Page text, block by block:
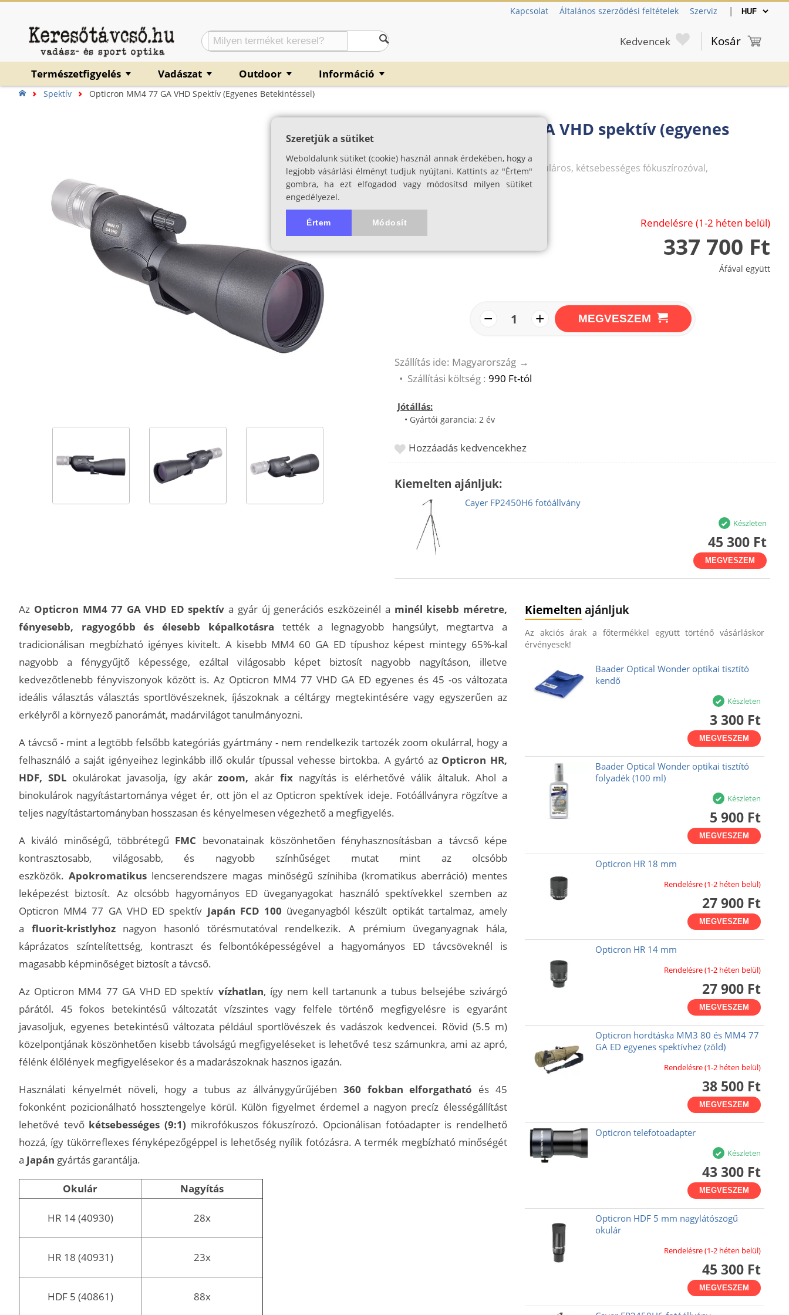
Kapcsolat Általános szerződési feltételek Szerviz |
Kedvencek Kosár
Természetfigyelés ▼ Vadászat ▼ Outdoor ▼ Információ ▼
Spektív Opticron MM4 77 GA VHD Spektív (egyenes Betekintéssel)
Opticron MM4 77 GA VHD spektív (egyenes
Vízhatlan, kompakt, cserélhető okuláros, kétsebességes fókuszírozóval,
apokromatikus optikával
Rendelésre (1-2 héten belül)
337 700 Ft
Áfával együtt
− 1 + MEGVESZEM
Szállítás ide: Magyarország →
• Szállítási költség : 990 Ft-tól
Jótállás:
• Gyártói garancia: 2 év
Hozzáadás kedvencekhez
Kiemelten ajánljuk:
Cayer FP2450H6 fotóállvány
Készleten
45 300 Ft
MEGVESZEM
Az Opticron MM4 77 GA VHD ED spektív a gyár új generációs eszközeinél a minél kisebb méretre,
fényesebb, ragyogóbb és élesebb képalkotásra tették a legnagyobb hangsúlyt, megtartva a
tradicionálisan megbízható igényes kivitelt. A kisebb MM4 60 GA ED típushoz képest mintegy 65%-kal
nagyobb a fénygyűjtő képessége, ezáltal világosabb képet biztosít nagyobb nagyításon, illetve
kedvezőtlenebb fényviszonyok között is. Az Opticron MM4 77 VHD GA ED egyenes és 45 -os változata
ideális választás választás sportlövészeknek, íjászoknak a céltárgy megtekintésére vagy egyszerűen az
erkélyről a környező panorámát, madárvilágot tanulmányozni.
A távcső - mint a legtöbb felsőbb kategóriás gyártmány - nem rendelkezik tartozék zoom okulárral, hogy a
felhasználó a saját igényeihez leginkább illő okulár típussal vehesse birtokba. A gyártó az Opticron HR,
HDF, SDL okulárokat javasolja, így akárzoom, akár fixnagyítás is elérhetővé válik általuk. Ahol a
binokulárok nagyítástartománya véget ér, ott jön el az Opticron spektívek ideje. Fotóállványra rögzítve a
teljes nagyítástartományban hosszasan és kényelmesen végezhető a megfigyelés.
A kiváló minőségű, többrétegű FMC bevonatainak köszönhetően fényhasznosításban a távcső képe
kontrasztosabb, világosabb, és nagyobb színhűséget mutat mint az olcsóbb
eszközök.Apokromatikus lencserendszere magas minőségű színihiba (kromatikus aberráció) mentes
leképezést biztosít. Az olcsóbb hagyományos ED üveganyagokat használó spektívekkel szemben az
Opticron MM4 77 GA VHD ED spektív Japán FCD 100 üveganyagból készült optikát tartalmaz, amely
a fluorit-kristlyhoznagyon hasonló törésmutatóval rendelkezik. A prémium üveganyagnak hála,
káprázatos színtelítettség, kontraszt és felbontóképességével a hagyományos ED távcsöveknél is
magasabb képminőséget biztosít a távcső.
Az Opticron MM4 77 GA VHD ED spektív vízhatlan, így nem kell tartanunk a tubus belsejébe szivárgó
párától. 45 fokos betekintésű változatát vízszintes vagy felfele történő megfigyelésre is egyaránt
javasoljuk, egyenes betekintésű változata például sportlövészek és vadászok kedvencei. Rövid (5.5 m)
közelpontjának köszönhetően kisebb távolságú megfigyeléseket is lehetővé tesz számunkra, ami az apró,
félénk élőlények megfigyelésekor és a madarászoknak hasznos igazán.
Használati kényelmét növeli, hogy a tubus az állványgyűrűjében 360 fokban elforgatható és 45
fokonként pozicionálható hossztengelye körül. Külön figyelmet érdemel a nagyon precíz élességállítást
lehetővé tevő kétsebességes (9:1) mikrofókuszos fókuszírozó. Opcionálisan fotóadapter is rendelhető
hozzá, így tükörreflexes fényképezőgéppel is lehetőség nyílik fotózásra. A termék megbízható minőségét
a Japán gyártás garantálja.
Okulár Nagyítás
HR 14 (40930) 28x
HR 18 (40931) 23x
HDF 5 (40861) 88x
Kiemelten ajánljuk
Az akciós árak a főtermékkel együtt történő vásárláskor
érvényesek!
Baader Optical Wonder optikai tisztító
kendő
Készleten
3 300 Ft
MEGVESZEM
Baader Optical Wonder optikai tisztító
folyadék (100 ml)
Készleten
5 900 Ft
MEGVESZEM
Opticron HR 18 mm
Rendelésre (1-2 héten belül)
27 900 Ft
MEGVESZEM
Opticron HR 14 mm
Rendelésre (1-2 héten belül)
27 900 Ft
MEGVESZEM
Opticron hordtáska MM3 80 és MM4 77
GA ED egyenes spektívhez (zöld)
Rendelésre (1-2 héten belül)
38 500 Ft
MEGVESZEM
Opticron telefotoadapter
Készleten
43 300 Ft
MEGVESZEM
Opticron HDF 5 mm nagylátószögű
okulár
Rendelésre (1-2 héten belül)
45 300 Ft
MEGVESZEM
Szeretjük a sütiket
Weboldalunk sütiket (cookie) használ annak érdekében, hogy a
legjobb vásárlási élményt tudjuk nyújtani. Kattints az "Értem"
gombra, ha ezt elfogadod vagy módosítsd milyen sütiket
engedélyezel.
Értem Módosít